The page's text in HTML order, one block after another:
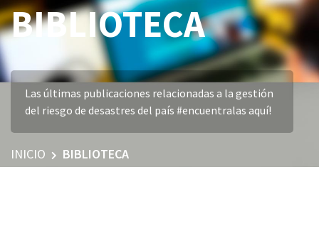
BIBLIOTECA
Las últimas publicaciones relacionadas a la gestión
del riesgo de desastres del país #encuentralas aquí!
INICIO BIBLIOTECA